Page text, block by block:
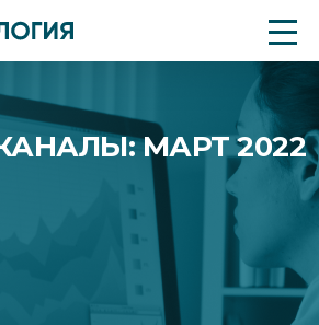
КАНАЛЫ: МАРТ 2022